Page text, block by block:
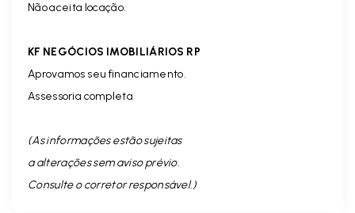
Não aceita locação.
KF NEGÓCIOS IMOBILIÁRIOS RP
Aprovamos seu financiamento.
Assessoria completa
(As informações estão sujeitas
a alterações sem aviso prévio.
Consulte o corretor responsável. )